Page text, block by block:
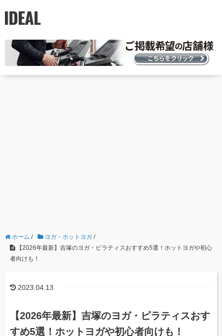
ホーム / ヨガ・ホットヨガ /
【2026年最新】吉塚のヨガ・ピラティスおすすめ5選！ホットヨガや初心
者向けも！
2023.04.13
【2026年最新】吉塚のヨガ・ピラティスおす
すめ5選！ホットヨガや初心者向けも！